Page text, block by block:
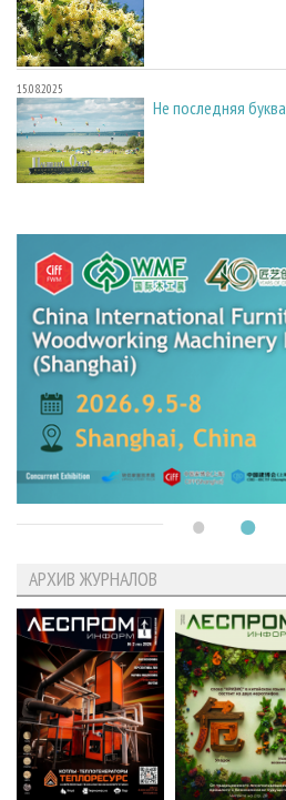
15.08.2025
Не последняя буква
АРХИВ ЖУРНАЛОВ